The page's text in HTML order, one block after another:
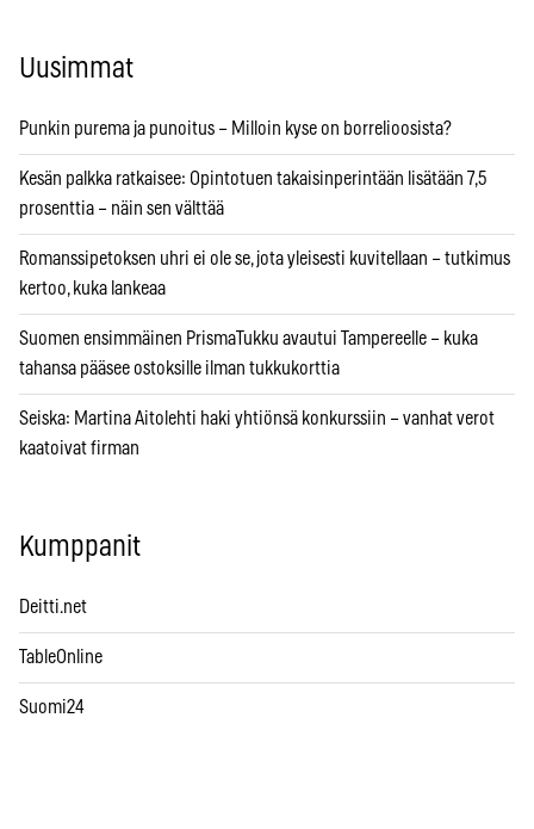
Uusimmat
Punkin purema ja punoitus – Milloin kyse on borrelioosista?
Kesän palkka ratkaisee: Opintotuen takaisinperintään lisätään 7,5
prosenttia – näin sen välttää
Romanssipetoksen uhri ei ole se, jota yleisesti kuvitellaan – tutkimus
kertoo, kuka lankeaa
Suomen ensimmäinen PrismaTukku avautui Tampereelle – kuka
tahansa pääsee ostoksille ilman tukkukorttia
Seiska: Martina Aitolehti haki yhtiönsä konkurssiin – vanhat verot
kaatoivat firman
Kumppanit
Deitti.net
TableOnline
Suomi24